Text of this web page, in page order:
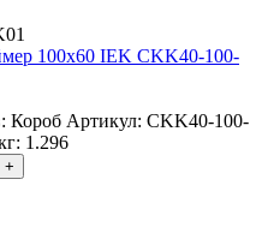
100х60 IEK CKK40-100-
Короб Артикул: CKK40-100-
1.296
+